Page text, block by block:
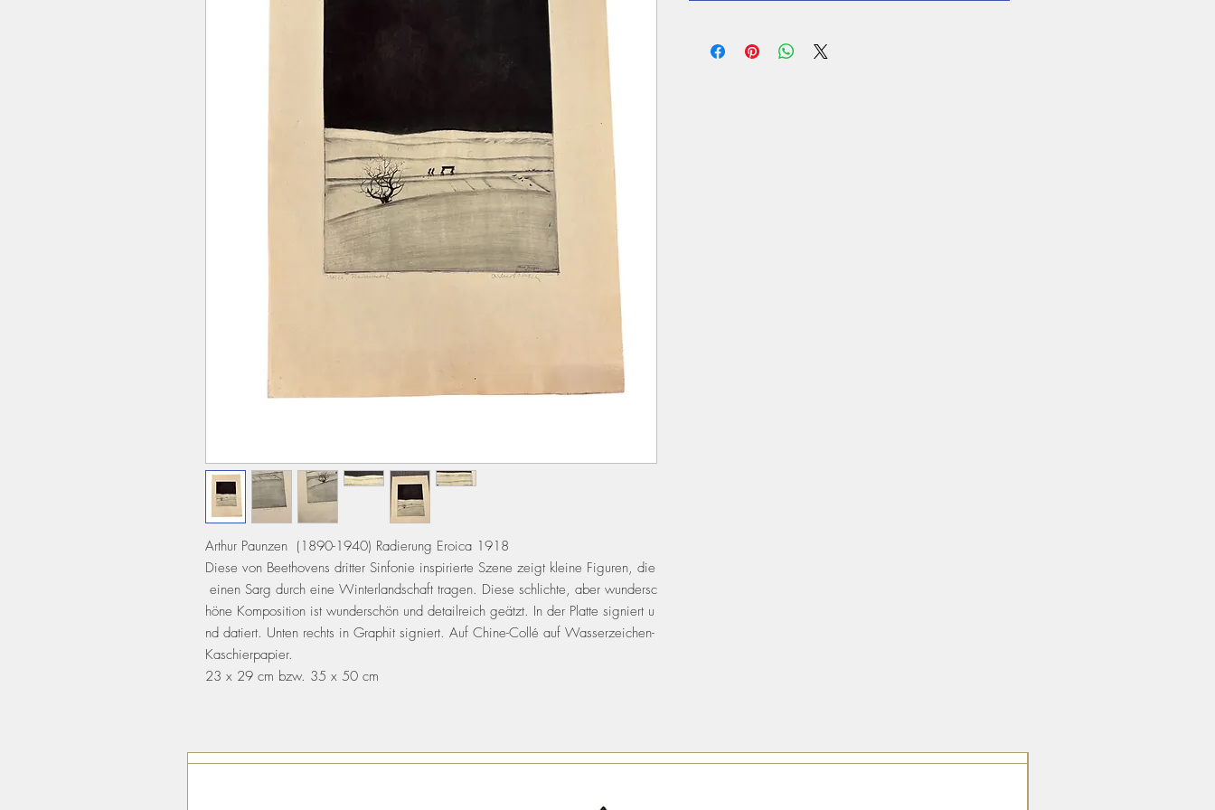
Arthur Paunzen (1890-1940) Radierung Eroica 1918
Diese von Beethovens dritter Sinfonie inspirierte Szene zeigt kleine Figuren, die
einen Sarg durch eine Winterlandschaft tragen. Diese schlichte, aber wundersc
höne Komposition ist wunderschön und detailreich geätzt. In der Platte signiert u
nd datiert. Unten rechts in Graphit signiert. Auf Chine-Collé auf Wasserzeichen-
Kaschierpapier.
23 x 29 cm bzw. 35 x 50 cm